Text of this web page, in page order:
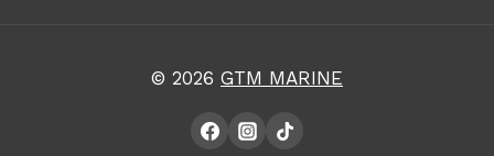
© 2026 GTM MARINE